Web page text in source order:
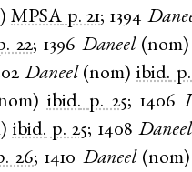
)MPSA p. 21; 1394
22; 1396 Daneel(nom
Daneel(nom)ibid.
) ibid. p. 25;1406
) ibid. p. 25; 1408 Daneel
26;1410 Daneel(nom)